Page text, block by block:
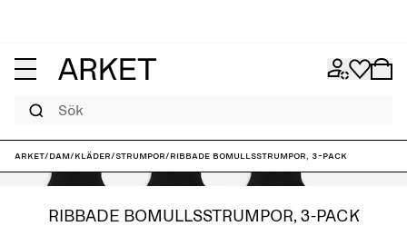
ARKET/Dam/Kläder/Strumpor/Ribbade bomullsstrumpor, 3-pack
RIBBADE BOMULLSSTRUMPOR, 3-PACK